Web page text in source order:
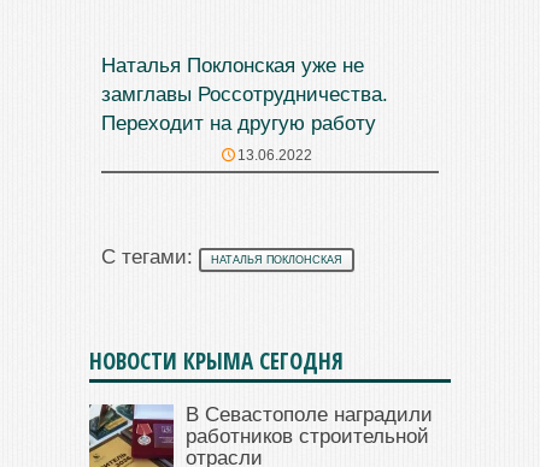
Наталья Поклонская уже не
замглавы Россотрудничества.
Переходит на другую работу
13.06.2022
С тегами: НАТАЛЬЯ ПОКЛОНСКАЯ
НОВОСТИ КРЫМА СЕГОДНЯ
В Севастополе наградили
работников строительной
отрасли